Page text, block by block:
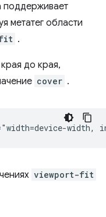
поддерживает
метатег области
fit .
до края,
cover .
viewport-fit